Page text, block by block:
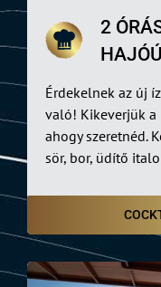
2
Érdekelnek az új
való! Kikeverjük a
ahogy szeretnéd.
sör, bor, üdítő